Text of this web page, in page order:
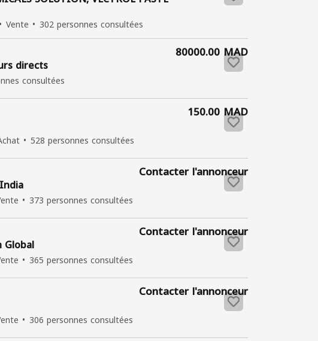
Vente 302 personnes consultées
directs
consultées
80000.00 MAD
528 personnes consultées
150.00 MAD
373 personnes consultées
Contacter l'annonceur
365 personnes consultées
Contacter l'annonceur
306 personnes consultées
Contacter l'annonceur